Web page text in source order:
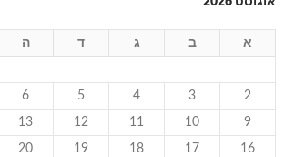
א ב ג ד ה
2
3
4
5
6
9
10
11
12
13
16
17
18
19
20